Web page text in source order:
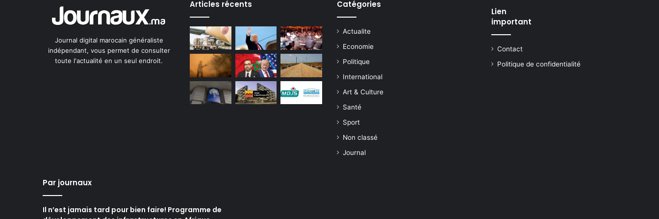
Journal digital marocain généraliste
indépendant, vous permet de consulter
toute l'actualité en un seul endroit.
Articles récents Catégories
Actualite
Economie
Politique
International
Art & Culture
Santé
Sport
Non classé
Journal
Lien
important
Contact
Politique de confidentialité
Par journaux
Il n’est jamais tard pour bien faire! Programme de